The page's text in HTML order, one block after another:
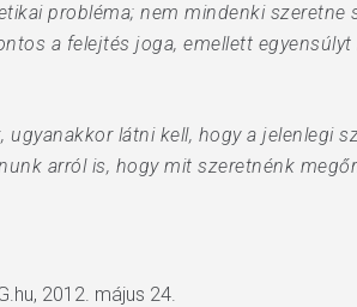
probléma; nem mindenki szeretne
a felejtés joga, emellett egyensúlyt
látni kell, hogy a jelenlegi
arról is, hogy mit szeretnénk
2012. május 24.